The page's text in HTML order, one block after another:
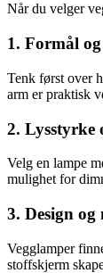
Når du velger
1. Formål
Tenk først over
arm er praktisk
2. Lysstyrke
Velg en lampe
mulighet for
3. Design
Vegglamper
stoffskjerm